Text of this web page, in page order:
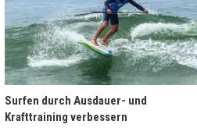
Surfen durch Ausdauer- und
Krafttraining verbessern